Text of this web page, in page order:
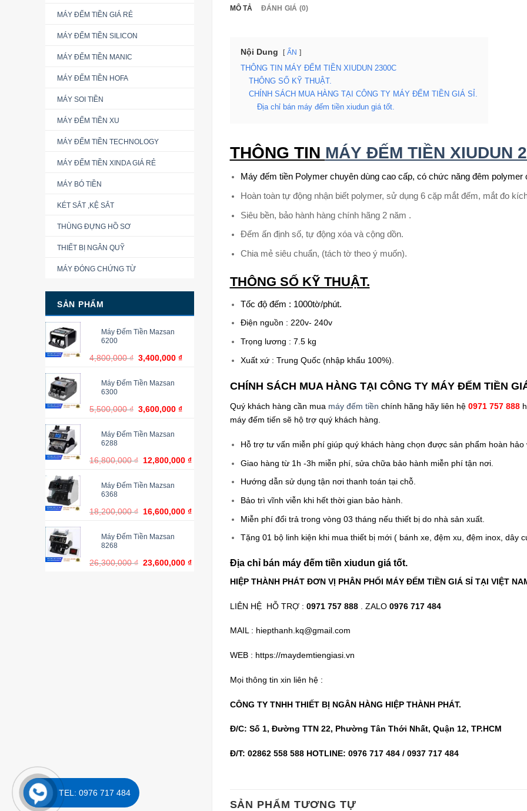
MÁY ĐẾM TIỀN GIÁ RẺ
MÁY ĐẾM TIỀN SILICON
MÁY ĐẾM TIỀN MANIC
MÁY ĐẾM TIỀN HOFA
MÁY SOI TIỀN
MÁY ĐẾM TIỀN XU
MÁY ĐẾM TIỀN TECHNOLOGY
MÁY ĐẾM TIỀN XINDA GIÁ RẺ
MÁY BÓ TIỀN
KÉT SẮT ,KỆ SẮT
THÙNG ĐỰNG HỒ SƠ
THIẾT BỊ NGÂN QUỸ
MÁY ĐÓNG CHỨNG TỪ
SẢN PHẨM
Máy Đếm Tiền Mazsan
6200
4,800,000₫ 3,400,000₫
Máy Đếm Tiền Mazsan
6300
5,500,000₫ 3,600,000₫
Máy Đếm Tiền Mazsan
6288
16,800,000₫ 12,800,000₫
Máy Đếm Tiền Mazsan
6368
18,200,000₫ 16,600,000₫
Máy Đếm Tiền Mazsan
8268
26,300,000₫ 23,600,000₫
MÔ TẢ ĐÁNH GIÁ (0)
Nội Dung ẨN
THÔNG TIN MÁY ĐẾM TIỀN XIUDUN 2300C
THÔNG SỐ KỸ THUẬT.
CHÍNH SÁCH MUA HÀNG TẠI CÔNG TY MÁY ĐẾM TIỀN GIÁ SỈ.
Địa chỉ bán máy đếm tiền xiudun giá tốt.
THÔNG TIN MÁY ĐẾM TIỀN XIUDUN
Máy đếm tiền Polymer chuyên dùng cao cấp, có chức năng đêm polymer
Hoàn toàn tự động nhận biết polymer, sử dụng 6 cặp mắt đếm, mắt đo
Siêu bền, bảo hành hàng chính hãng 2 năm .
Đếm ấn định số, tự động xóa và cộng dồn.
Chia mẻ siêu chuẩn, (tách tờ theo ý muốn).
THÔNG SỐ KỸ THUẬT.
Tốc độ đếm : 1000tờ/phút.
Điện nguồn : 220v- 240v
Trọng lương : 7.5 kg
Xuất xứ : Trung Quốc (nhập khẩu 100%).
CHÍNH SÁCH MUA HÀNG TẠI CÔNG TY MÁY ĐẾM TIỀN
Quý khách hàng cần mua máy đếm tiền chính hãng hãy liên hệ 0971 757 888
máy đếm tiến sẽ hộ trợ quý khách hàng.
Hỗ trợ tư vấn miễn phí giúp quý khách hàng chọn được sản phẩm hoàn hảo
Giao hàng từ 1h -3h miễn phí, sửa chữa bảo hành miễn phí tận nơi.
Hướng dẫn sử dụng tận nơi thanh toán tại chỗ.
Bảo trì vĩnh viễn khi hết thời gian bảo hành.
Miễn phí đổi trả trong vòng 03 tháng nếu thiết bị do nhà sản xuất.
Tặng 01 bộ linh kiện khi mua thiết bị mới ( bánh xe, đệm xu, đệm inox, dây
Địa chỉ bán máy đếm tiền xiudun giá tốt.
HIỆP THÀNH PHÁT ĐƠN VỊ PHÂN PHỐI MÁY ĐẾM TIỀN GIÁ SỈ TẠI VIỆT
LIÊN HỆ HỖ TRỢ : 0971 757 888. ZALO 0976 717 484
MAIL : hiepthanh.kq@gmail.com
WEB : https://maydemtiengiasi.vn
Mọi thông tin xin liên hệ :
CÔNG TY TNHH THIẾT BỊ NGÂN HÀNG HIỆP THÀNH PHÁT.
Đ/C: Số 1, Đường TTN 22, Phường Tân Thới Nhất, Quận 12, TP.HCM
Đ/T: 02862 558 588 HOTLINE: 0976 717 484 / 0937 717 484
SẢN PHẨM TƯƠNG TỰ
TEL: 0976 717 484